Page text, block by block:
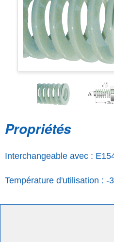
Propriétés
Interchangeable avec :
Température d'utilisation : -